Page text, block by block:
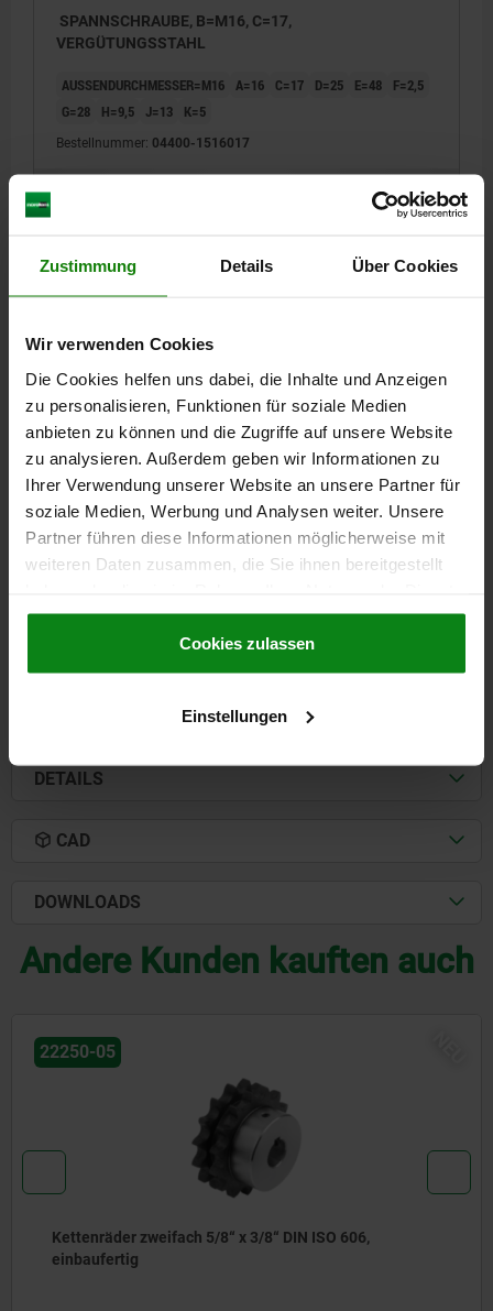
Zustimmung Details Über Cookies
Wir verwenden Cookies
Die Cookies helfen uns dabei, die Inhalte und Anzeigen
zu personalisieren, Funktionen für soziale Medien
anbieten zu können und die Zugriffe auf unsere Website
zu analysieren. Außerdem geben wir Informationen zu
Ihrer Verwendung unserer Website an unsere Partner für
soziale Medien, Werbung und Analysen weiter. Unsere
Partner führen diese Informationen möglicherweise mit
weiteren Daten zusammen, die Sie ihnen bereitgestellt
gesammelt haben.Cookie Richtlinien
Datenschutz|AGB
Cookies zulassen
Einstellungen
SPANNSCHRAUBE, B=M16, C=17,
VERGÜTUNGSSTAHL
AUSSENDURCHMESSER=M16 A=16 C=17 D=25 E=48
F=2,5
G=28
H=9,5 J=13 K=5
Bestellnummer: 04400-1516017
DETAILS
04400
SPANNSCHRAUBE, B=M20, C=21,
VERGÜTUNGSSTAHL
AUSSENDURCHMESSER=M20 A=16 C=21 D=25 E=48 F=2,5
G=28
H=9,5 J=13 K=5
zzgl. MwSt.
DETAILS
DETAILS
CAD
DOWNLOADS
Andere Kunden kauften auch
22250-05
Kettenräder zweifach 5/8“ x 3/8“ DIN ISO 606,
einbaufertig